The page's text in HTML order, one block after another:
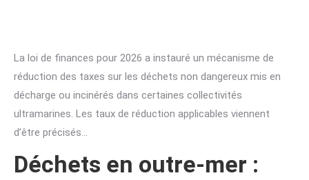
La loi de finances pour 2026 a instauré un mécanisme de
réduction des taxes sur les déchets non dangereux mis en
décharge ou incinérés dans certaines collectivités
ultramarines. Les taux de réduction applicables viennent
d’être précisés…
Déchets en outre-mer :